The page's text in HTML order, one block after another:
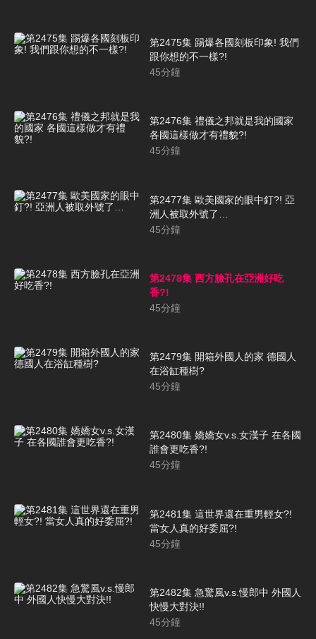
第2475集 踢爆各國刻板印象! 我們
跟你想的不一樣?!
45分鐘
第2476集 禮儀之邦就是我的國家
各國這樣做才有禮貌?!
45分鐘
第2477集 歐美國家的眼中釘?! 亞
洲人被取外號了…
45分鐘
第2478集 西方臉孔在亞洲好吃
香?!
45分鐘
第2479集 開箱外國人的家 德國人
在浴缸種樹?
45分鐘
第2480集 嬌嬌女v.s.女漢子 在各國
誰會更吃香?!
45分鐘
第2481集 這世界還在重男輕女?!
當女人真的好委屈?!
45分鐘
第2482集 急驚風v.s.慢郎中 外國人
快慢大對決!!
45分鐘